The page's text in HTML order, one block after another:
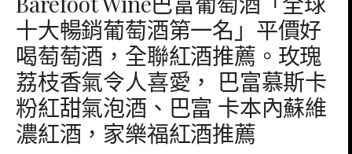
十大暢銷葡萄酒第一名」平價好
喝萄萄酒，全聯紅酒推薦。玫瑰
荔枝香氣令人喜愛， 巴富慕斯卡
粉紅甜氣泡酒、巴富 卡本內蘇維
濃紅酒，家樂福紅酒推薦